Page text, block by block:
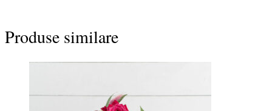
Produse similare